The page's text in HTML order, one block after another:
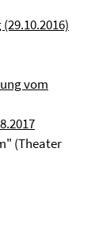
vom
(Theater